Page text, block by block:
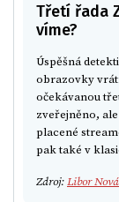
Třetí řada
víme?
Úspěšná
obrazovky
očekávanou
zveřejněno,
placené
pak také v
Zdroj:Libor